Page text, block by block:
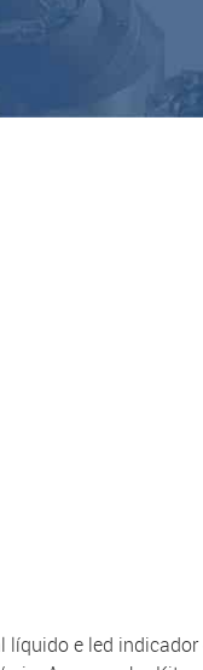
e led